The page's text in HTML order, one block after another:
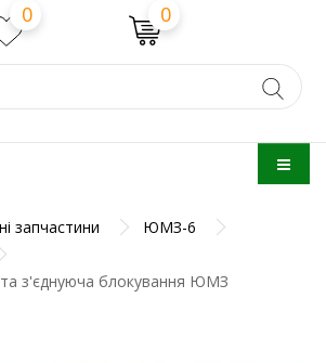
0 0
запчастини
ЮМЗ-6
з'єднуюча блокування ЮМЗ